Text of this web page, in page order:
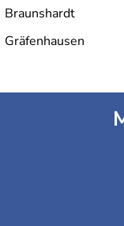
Braunshardt
Gräfenhausen